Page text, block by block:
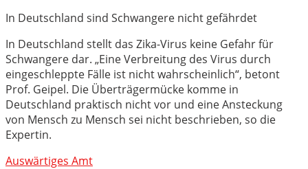
In Deutschland sind Schwangere nicht gefährdet
In Deutschland stellt das Zika-Virus keine Gefahr für
Schwangere dar. „Eine Verbreitung des Virus durch
eingeschleppte Fälle ist nicht wahrscheinlich“, betont
Prof. Geipel. Die Überträgermücke komme in
Deutschland praktisch nicht vor und eine Ansteckung
von Mensch zu Mensch sei nicht beschrieben, so die
Expertin.
Auswärtiges Amt